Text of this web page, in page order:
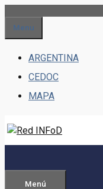
contenido
Menu
ARGENTINA
CEDOC
MAPA
Menú